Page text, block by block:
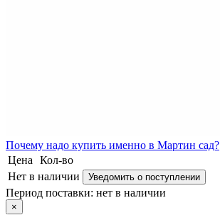
Почему надо купить именно в Мартин сад?
Цена
Кол-во
Нет в наличии
Уведомить о поступлении
Период поставки: нет в наличии
×